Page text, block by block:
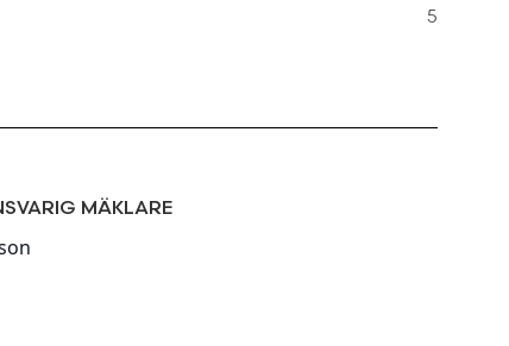
5
MÄKLARE